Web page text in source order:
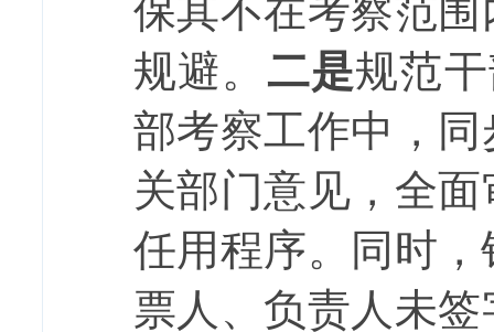
保其不在考察范
规避。 二是规范
部考察工作中，
关部门意见，全
任用程序。同时，
票人、负责人未